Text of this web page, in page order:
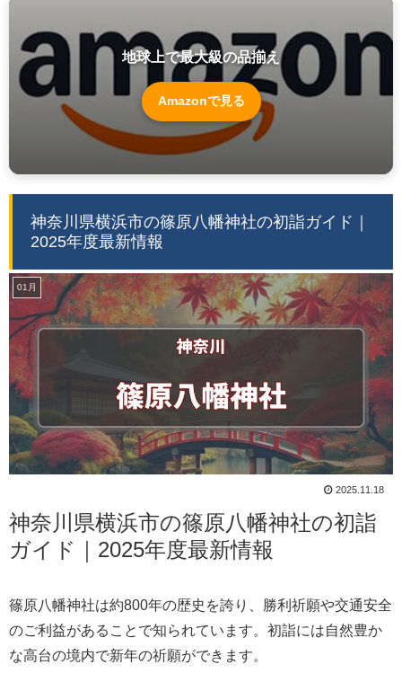
地球上で最大級の品揃え
Amazonで見る
神奈川県横浜市の篠原八幡神社の初詣ガイド｜
2025年度最新情報
01月
2025.11.18
神奈川県横浜市の篠原八幡神社の初詣
ガイド｜2025年度最新情報
篠原八幡神社は約800年の歴史を誇り、勝利祈願や交通安全
のご利益があることで知られています。初詣には自然豊か
な高台の境内で新年の祈願ができます。